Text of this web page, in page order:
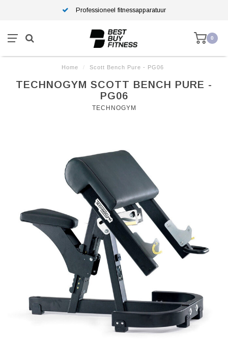
Professioneel fitnessapparatuur
0
Home / Scott Bench Pure - PG06
TECHNOGYM SCOTT BENCH PURE -
PG06
TECHNOGYM